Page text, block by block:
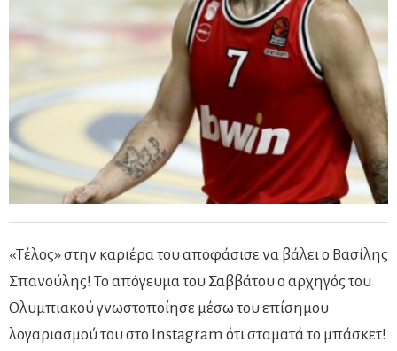
«Τέλος» στην καριέρα του αποφάσισε να βάλει ο Βασίλης
Σπανούλης! Το απόγευμα του Σαββάτου ο αρχηγός του
Ολυμπιακού γνωστοποίησε μέσω του επίσημου
λογαριασμού του στο Instagram ότι σταματά το μπάσκετ!